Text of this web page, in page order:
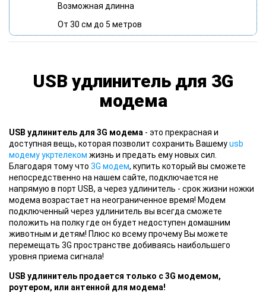
Возможная длинна
От 30 см до 5 метров
USB удлинитель для 3G
модема
USB удлинитель для 3G модема - это прекрасная и
доступная вещь, которая позволит сохранить Вашемуusb
модему укртелеком жизнь и предать ему новых сил.
Благодаря тому что 3G модем, купить который вы сможете
непосредственно на нашем сайте, подключается не
напрямую в порт USB, а через удлинитель - срок жизни ножки
модема возрастает на неограниченное время! Модем
подключенный через удлинитель вы всегда сможете
положить на полку где он будет недоступен домашним
животным и детям! Плюс ко всему прочему Вы можете
перемещать 3G пространстве добиваясь наибольшего
уровня приема сигнала!
USB удлинитель продается только с 3G модемом,
роутером, или антенной для модема!